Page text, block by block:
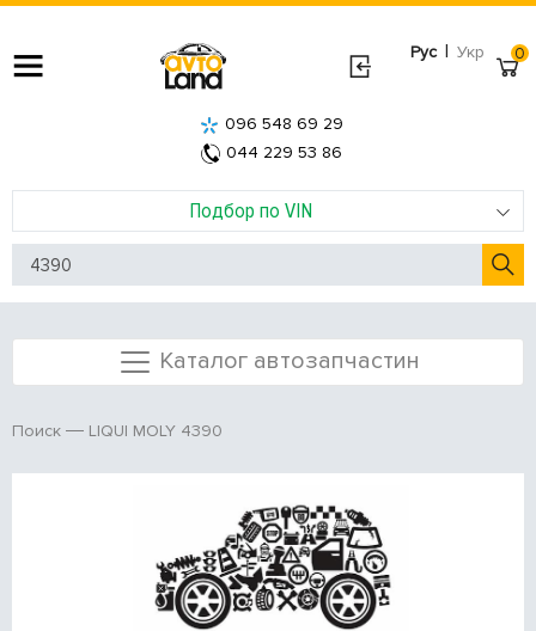
Рус | Укр
Подбор по VIN
096 548 69 29
044 229 53 86
0
Каталог автозапчастин
Поиск LIQUI MOLY 4390